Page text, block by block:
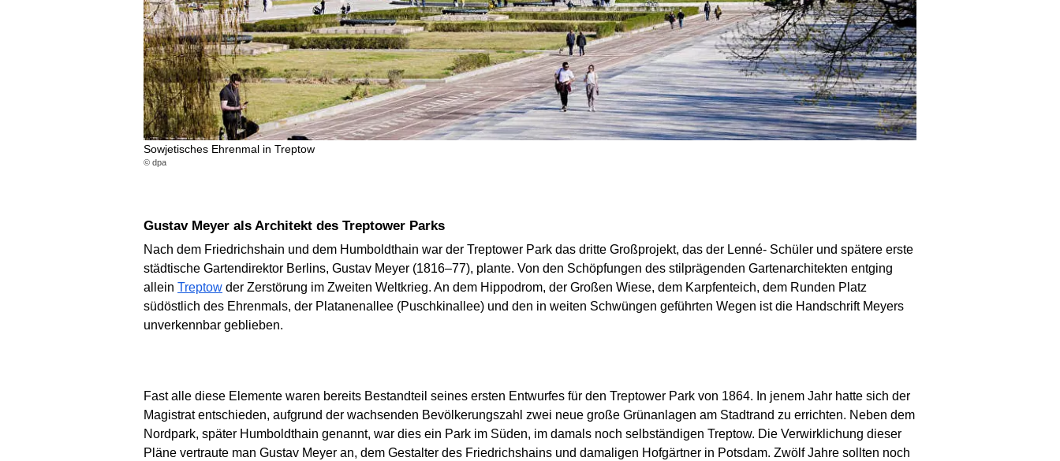
Sowjetisches Ehrenmal in Treptow
© dpa
Gustav Meyer als Architekt des Treptower Parks
Nach dem Friedrichshain und dem Humboldthain war der Treptower Park das dritte Großprojekt, das der Lenné- Schüler und spätere erste
städtische Gartendirektor Berlins, Gustav Meyer (1816–77), plante. Von den Schöpfungen des stilprägenden Gartenarchitekten entging
allein Treptow der Zerstörung im Zweiten Weltkrieg. An dem Hippodrom, der Großen Wiese, dem Karpfenteich, dem Runden Platz
südöstlich des Ehrenmals, der Platanenallee (Puschkinallee) und den in weiten Schwüngen geführten Wegen ist die Handschrift Meyers
unverkennbar geblieben.
Fast alle diese Elemente waren bereits Bestandteil seines ersten Entwurfes für den Treptower Park von 1864. In jenem Jahr hatte sich der
Magistrat entschieden, aufgrund der wachsenden Bevölkerungszahl zwei neue große Grünanlagen am Stadtrand zu errichten. Neben dem
Nordpark, später Humboldthain genannt, war dies ein Park im Süden, im damals noch selbständigen Treptow. Die Verwirklichung dieser
Pläne vertraute man Gustav Meyer an, dem Gestalter des Friedrichshains und damaligen Hofgärtner in Potsdam. Zwölf Jahre sollten noch